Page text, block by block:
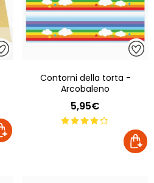
Contorni della torta -
Arcobaleno
5,95€